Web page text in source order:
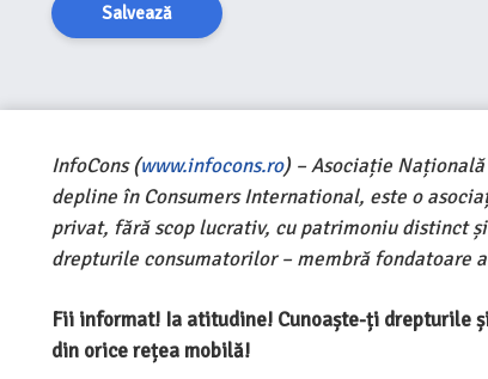
Salvează
InfoCons (www.infocons.ro) – Asociație
depline în Consumers International, este o
privat, fără scop lucrativ, cu patrimoniu distinct
drepturile consumatorilor – membră fondatoare
Fii informat! Ia atitudine! Cunoaște-ți drepturile
din orice rețea mobilă!